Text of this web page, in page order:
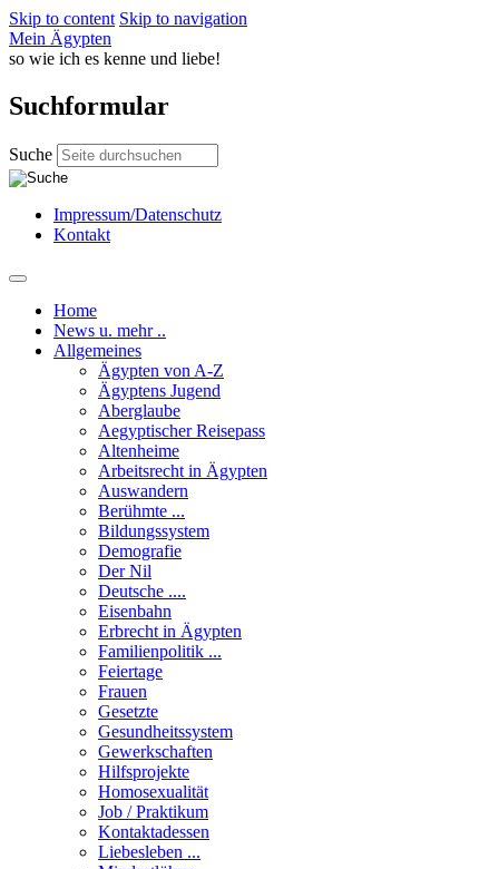
Skip to content Skip to navigation
Mein Ägypten
so wie ich es kenne und liebe!
Suchformular
Suche
Impressum/Datenschutz
Kontakt
Home
News u. mehr ..
Allgemeines
Ägypten von A-Z
Ägyptens Jugend
Aberglaube
Aegyptischer Reisepass
Altenheime
Arbeitsrecht in Ägypten
Auswandern
Berühmte ...
Bildungssystem
Demografie
Der Nil
Deutsche ....
Eisenbahn
Erbrecht in Ägypten
Familienpolitik ...
Feiertage
Frauen
Gesetzte
Gesundheitssystem
Gewerkschaften
Hilfsprojekte
Homosexualität
Job / Praktikum
Kontaktadessen
Liebesleben ...